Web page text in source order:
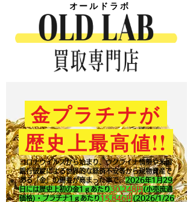
金プラチナが
歴史上最高値!!
コロナウイルスから始まり、ウクライナ情勢や米国
銀行破綻による世界的な経済不安等から現物資産で
ある「金」の需要が高まった事で、2026年1月29
日には歴史上初の金1ｇあたり30,248円 (小売流通
価格)・プラチナ1ｇあたり15,846円 (2026/1/26
オールドラボ